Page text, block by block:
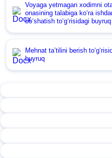
Voyaga yetmagan хodimni
onasining talabiga koʻra
boʻshatish toʻgʻrisidagi buyruq
Mehnat ta’tilini berish
buyruq